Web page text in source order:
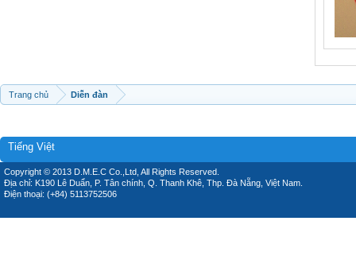
Trang chủ Diễn đàn
Tiếng Việt
Copyright © 2013 D.M.E.C Co.,Ltd, All Rights Reserved.
Địa chỉ: K190 Lê Duẩn, P. Tân chính, Q. Thanh Khê, Thp. Đà Nẵng, Việt Nam.
Điện thoại: (+84) 5113752506